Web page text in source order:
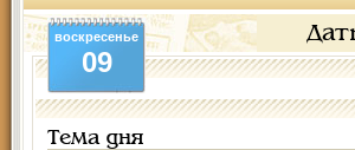
воскресенье
09
Тема дня